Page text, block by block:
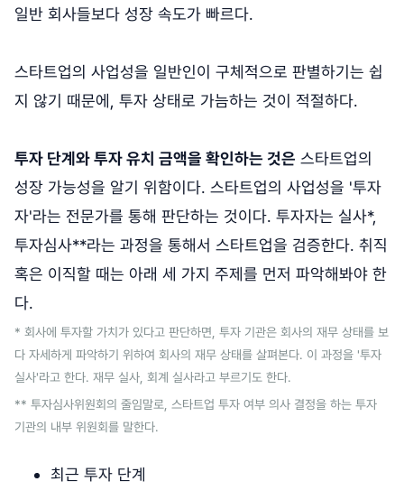
일반 회사들보다 성장 속도가 빠르다.
스타트업의 사업성을 일반인이 구체적으로 판별하기는 쉽
지 않기 때문에, 투자 상태로 가늠하는 것이 적절하다.
투자 단계와 투자 유치 금액을 확인하는 것은 스타트업의
성장 가능성을 알기 위함이다. 스타트업의 사업성을 '투자
자'라는 전문가를 통해 판단하는 것이다. 투자자는 실사*,
투자심사**라는 과정을 통해서 스타트업을 검증한다. 취직
혹은 이직할 때는 아래 세 가지 주제를 먼저 파악해봐야 한
다.
* 회사에 투자할 가치가 있다고 판단하면, 투자 기관은 회사의 재무 상태를 보
다 자세하게 파악하기 위하여 회사의 재무 상태를 살펴본다. 이 과정을 '투자
실사'라고 한다. 재무 실사, 회계 실사라고 부르기도 한다.
** 투자심사위원회의 줄임말로, 스타트업 투자 여부 의사 결정을 하는 투자
기관의 내부 위원회를 말한다.
최근 투자 단계